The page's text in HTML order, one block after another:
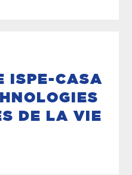
ISPE-CASA
DE LA VIE